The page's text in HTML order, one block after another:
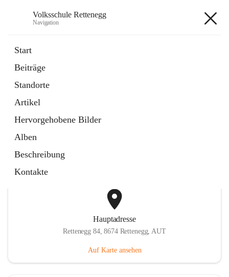
Volksschule Rettenegg
Navigation
Start
Beiträge
Standorte
Artikel
Hervorgehobene Bilder
Alben
Beschreibung
Kontakte
Externe Webseite
in
Tab
Termine Schuljahr 2025/2026
Artikel
öffnet
in
neuem
Tab
Hauptadresse
Rettenegg 84, 8674 Rettenegg, AUT
Auf Karte ansehen